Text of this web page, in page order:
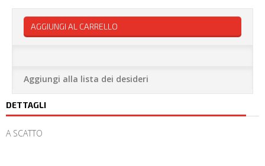
AGGIUNGI AL CARRELLO
Aggiungi alla lista dei desideri
DETTAGLI
A SCATTO